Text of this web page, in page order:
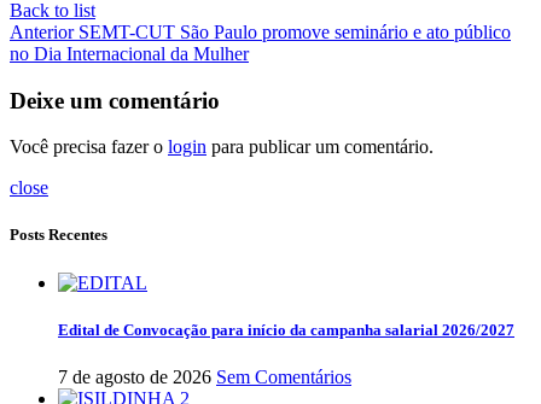
Back to list
Anterior SEMT-CUT São Paulo promove seminário e ato público
no Dia Internacional da Mulher
Deixe um comentário
Você precisa fazer o login para publicar um comentário.
close
Posts Recentes
Edital de Convocação para início da campanha salarial 2026/2027
7 de agosto de 2026 Sem Comentários